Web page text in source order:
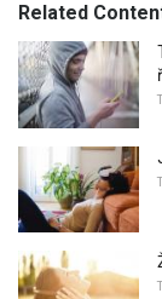
Related